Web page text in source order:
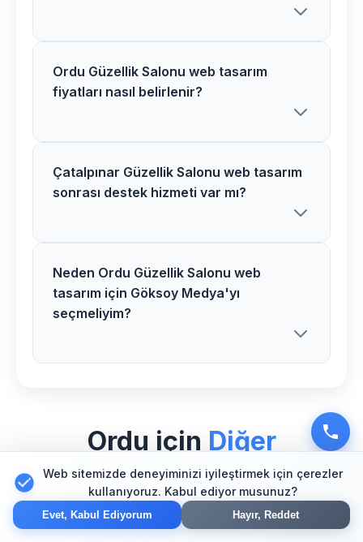
Göksoy Medya olarak Çatalpınar
bölgesindeki Güzellik Salonu web
kapsamına göre süre değişiklik
gösterebilir.
Ordu Güzellik Salonu web tasarım
fiyatları nasıl belirlenir?
Ordu bölgesindeki Güzellik Salonu web
tasarım fiyatlarımız proje kapsamı,
iletişime geçebilirsiniz.
Çatalpınar Güzellik Salonu web tasarım
sonrası destek hizmeti var mı?
Evet, Çatalpınar bölgesindeki tüm
müşterilerimize Güzellik Salonu web
tasarım sonrası 1 yıl ücretsiz teknik
Neden Ordu Güzellik Salonu web
tasarım için Göksoy Medya'yı
seçmeliyim?
profesyonel ekibimiz ve müşteri
memnuniyeti odaklı yaklaşımımızla web
tasarım alanında güvenilir bir partner
olarak hizmet veriyoruz.
Ordu için Diğer
Hizmetlerimiz
Web sitemizde deneyiminizi iyileştirmek için çerezler
kullanıyoruz. Kabul ediyor musunuz?
Evet, Kabul Ediyorum Hayır, Reddet